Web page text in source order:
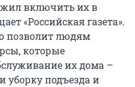
включить их в
«Российская газета».
позволит людям
которые
их дома –
уборку подъезда и